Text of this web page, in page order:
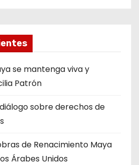
se mantenga viva y
Patrón
sobre derechos de
de Renacimiento Maya
Árabes Unidos